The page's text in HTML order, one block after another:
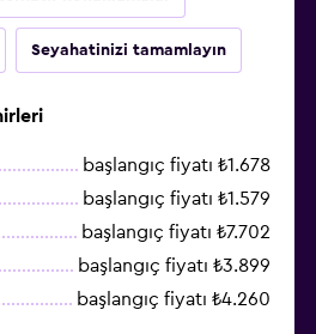
Seyahatinizi tamamlayın
başlangıç fiyatı ₺1.678
başlangıç fiyatı ₺1.579
başlangıç fiyatı ₺7.702
başlangıç fiyatı ₺3.899
başlangıç fiyatı ₺4.260